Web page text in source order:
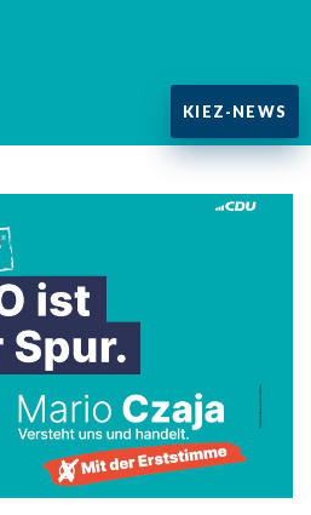
KIEZ-NEWS